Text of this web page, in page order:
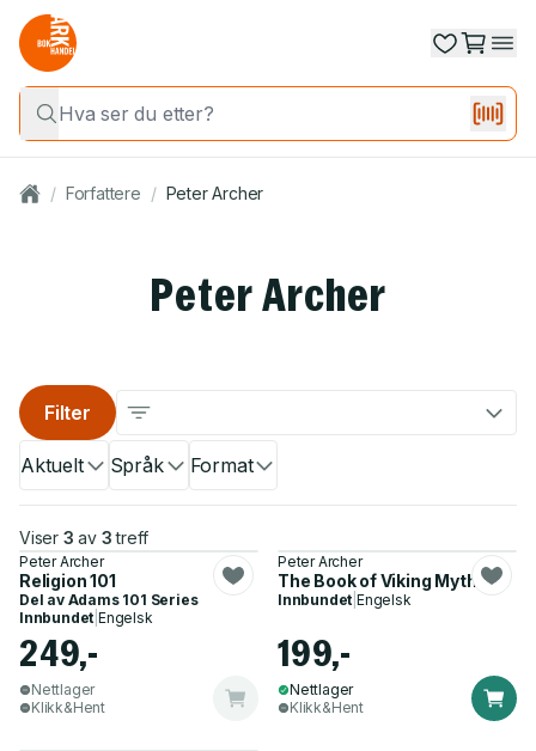
/ Forfattere / Peter Archer
Peter Archer
Aktuelt Språk Format
Filter
Viser 3 av 3 treff
Peter Archer
Religion 101
Del av Adams 101 Series
Innbundet |Engelsk
249,-
Nettlager
Klikk&Hent
Peter Archer
The Book of Viking Myths
Innbundet |Engelsk
199,-
Nettlager
Klikk&Hent